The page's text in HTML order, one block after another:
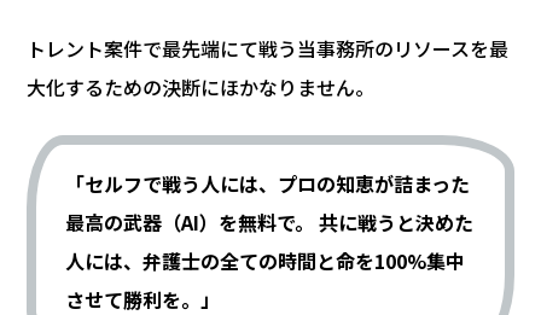
トレント案件で最先端にて戦う当事務所のリソースを最
大化するための決断にほかなりません。
「セルフで戦う人には、プロの知恵が詰まった
最高の武器（AI）を無料で。 共に戦うと決めた
人には、弁護士の全ての時間と命を100%集中
させて勝利を。」